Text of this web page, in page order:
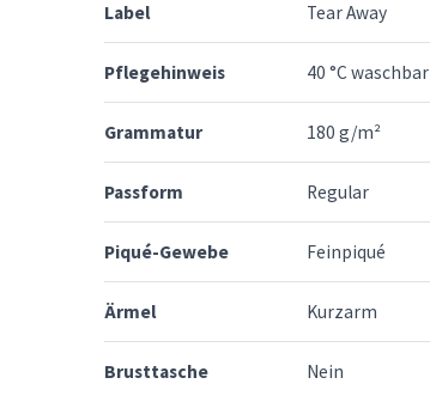
Label Tear Away
Pflegehinweis 40 °C waschbar
Grammatur 180 g/m²
Passform Regular
Piqué-Gewebe Feinpiqué
Ärmel Kurzarm
Brusttasche Nein